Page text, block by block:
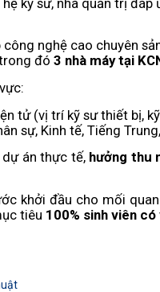
kỹ sư, nhà quản trị đáp
công nghệ cao chuyên
đó 3 nhà máy tại
tử (vị trí kỹ sư thiết bị,
sự, Kinh tế, Tiếng
án thực tế, hưởng thu
khởi đầu cho mối
tiêu 100% sinh viên